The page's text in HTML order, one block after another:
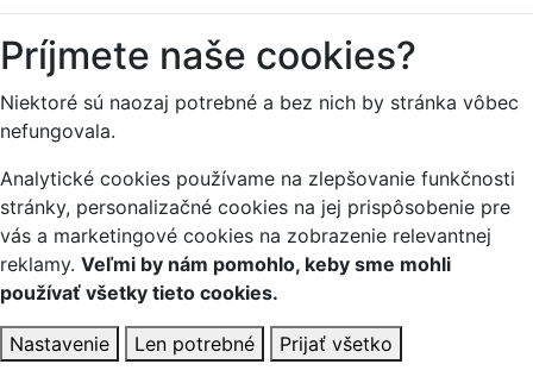
Príjmete naše cookies?
Niektoré sú naozaj potrebné a bez nich by stránka vôbec
nefungovala.
Analytické cookies používame na zlepšovanie funkčnosti
stránky, personalizačné cookies na jej prispôsobenie pre
vás a marketingové cookies na zobrazenie relevantnej
reklamy. Veľmi by nám pomohlo, keby sme mohli
používať všetky tieto cookies.
Nastavenie Len potrebné Prijať všetko